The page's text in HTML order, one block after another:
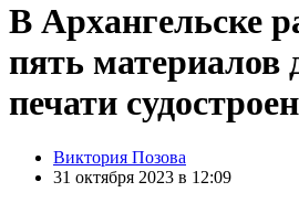
В Архангельске
пять материалов
печати
Posted
by
Виктория Позова
31 октября 2023 в 12:09